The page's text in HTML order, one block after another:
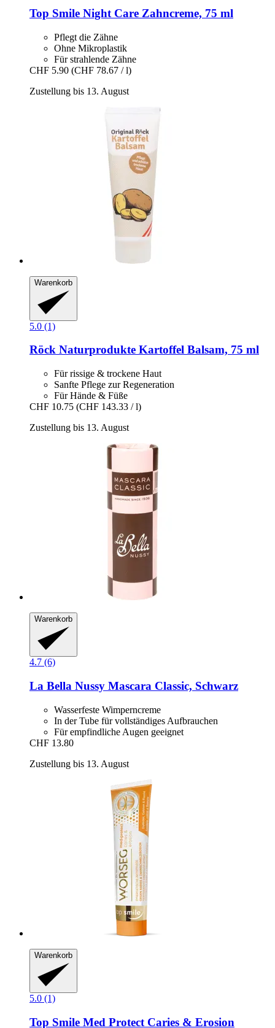
Top Smile Night Care Zahncreme, 75 ml
Pflegt die Zähne
Ohne Mikroplastik
Für strahlende Zähne
CHF 5.90 (CHF 78.67 / l)
Zustellung bis 13. August
Warenkorb
5.0 (1)
Röck Naturprodukte Kartoffel Balsam, 75 ml
Für rissige & trockene Haut
Sanfte Pflege zur Regeneration
Für Hände & Füße
CHF 10.75 (CHF 143.33 / l)
Zustellung bis 13. August
Warenkorb
4.7 (6)
La Bella Nussy Mascara Classic, Schwarz
Wasserfeste Wimperncreme
In der Tube für vollständiges Aufbrauchen
Für empfindliche Augen geeignet
CHF 13.80
Zustellung bis 13. August
Warenkorb
5.0 (1)
Top Smile Med Protect Caries & Erosion